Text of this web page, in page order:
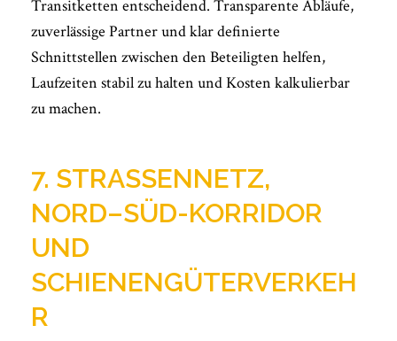
Transitketten entscheidend. Transparente Abläufe,
zuverlässige Partner und klar definierte
Schnittstellen zwischen den Beteiligten helfen,
Laufzeiten stabil zu halten und Kosten kalkulierbar
zu machen.
7. STRASSENNETZ, N
ORD–SÜD-KORRIDOR U
ND S
CHIENENGÜTERVERKEHR